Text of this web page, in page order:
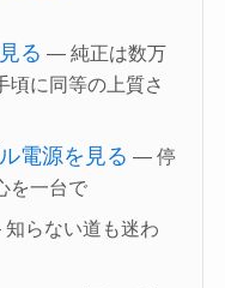
る — 純正は数万
頃に同等の上質さ
電源を見る — 停
を一台で
らない道も迷わ